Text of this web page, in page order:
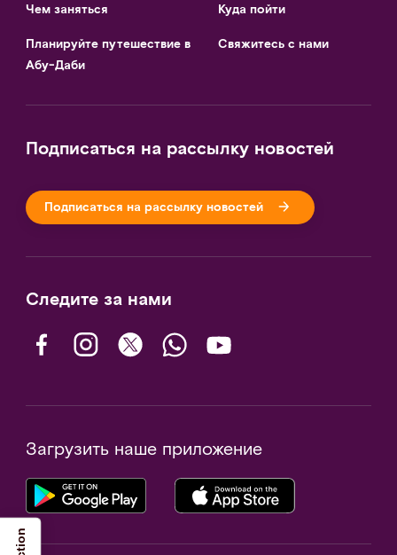
Чем заняться
Планируйте путешествие в
Абу-Даби
Куда пойти
Свяжитесь с нами
Подписаться на рассылку новостей
Подписаться на рассылку новостей
Следите за нами
Загрузить наше приложение